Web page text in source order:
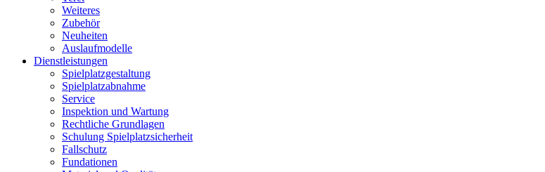
Weiteres
Zubehör
Neuheiten
Auslaufmodelle
Dienstleistungen
Spielplatzgestaltung
Spielplatzabnahme
Service
Inspektion und Wartung
Rechtliche Grundlagen
Schulung Spielplatzsicherheit
Fallschutz
Fundationen